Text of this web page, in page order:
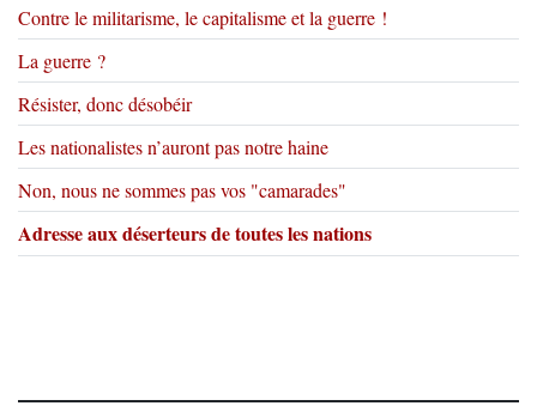
Contre le militarisme, le capitalisme et la guerre !
La guerre ?
Résister, donc désobéir
Les nationalistes n’auront pas notre haine
Non, nous ne sommes pas vos "camarades"
Adresse aux déserteurs de toutes les nations